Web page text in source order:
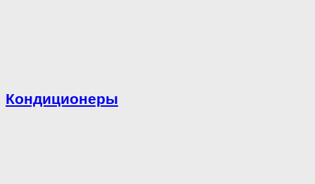
Кондиционеры